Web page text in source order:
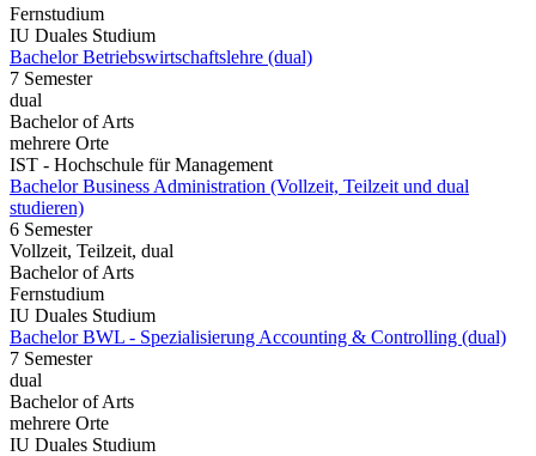
Fernstudium
IU Duales Studium
Bachelor Betriebswirtschaftslehre (dual)
7 Semester
dual
Bachelor of Arts
mehrere Orte
IST - Hochschule für Management
Bachelor Business Administration (Vollzeit, Teilzeit und dual
studieren)
6 Semester
Vollzeit, Teilzeit, dual
Bachelor of Arts
Fernstudium
IU Duales Studium
Bachelor BWL - Spezialisierung Accounting & Controlling (dual)
7 Semester
dual
Bachelor of Arts
mehrere Orte
IU Duales Studium